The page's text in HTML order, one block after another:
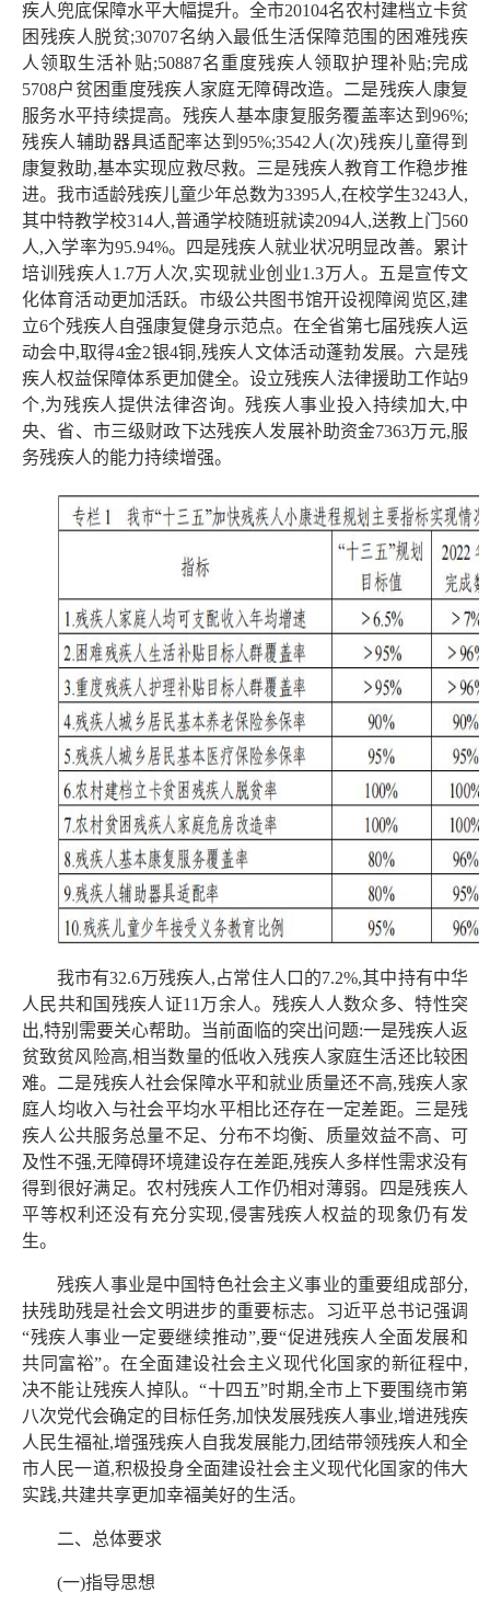
疾人兜底保障水平大幅提升。全市20104名农村建档立卡贫
困残疾人脱贫;30707名纳入最低生活保障范围的困难残疾
人领取生活补贴;50887名重度残疾人领取护理补贴;完成
5708户贫困重度残疾人家庭无障碍改造。二是残疾人康复
服务水平持续提高。残疾人基本康复服务覆盖率达到96%;
残疾人辅助器具适配率达到95%;3542人(次)残疾儿童得到
康复救助,基本实现应救尽救。三是残疾人教育工作稳步推
进。我市适龄残疾儿童少年总数为3395人,在校学生3243人,
其中特教学校314人,普通学校随班就读2094人,送教上门560
人,入学率为95.94%。四是残疾人就业状况明显改善。累计
培训残疾人1.7万人次,实现就业创业1.3万人。五是宣传文
化体育活动更加活跃。市级公共图书馆开设视障阅览区,建
立6个残疾人自强康复健身示范点。在全省第七届残疾人运
动会中,取得4金2银4铜,残疾人文体活动蓬勃发展。六是残
疾人权益保障体系更加健全。设立残疾人法律援助工作站9
个,为残疾人提供法律咨询。残疾人事业投入持续加大,中
央、省、市三级财政下达残疾人发展补助资金7363万元,服
务残疾人的能力持续增强。
我市有32.6万残疾人,占常住人口的7.2%,其中持有中华
人民共和国残疾人证11万余人。残疾人人数众多、特性突
出,特别需要关心帮助。当前面临的突出问题:一是残疾人返
贫致贫风险高,相当数量的低收入残疾人家庭生活还比较困
难。二是残疾人社会保障水平和就业质量还不高,残疾人家
庭人均收入与社会平均水平相比还存在一定差距。三是残
疾人公共服务总量不足、分布不均衡、质量效益不高、可
及性不强,无障碍环境建设存在差距,残疾人多样性需求没有
得到很好满足。农村残疾人工作仍相对薄弱。四是残疾人
平等权利还没有充分实现,侵害残疾人权益的现象仍有发
生。
残疾人事业是中国特色社会主义事业的重要组成部分,
扶残助残是社会文明进步的重要标志。习近平总书记强调
“残疾人事业一定要继续推动”,要“促进残疾人全面发展和
共同富裕”。在全面建设社会主义现代化国家的新征程中,
决不能让残疾人掉队。“十四五”时期,全市上下要围绕市第
八次党代会确定的目标任务,加快发展残疾人事业,增进残疾
人民生福祉,增强残疾人自我发展能力,团结带领残疾人和全
市人民一道,积极投身全面建设社会主义现代化国家的伟大
实践,共建共享更加幸福美好的生活。
二、总体要求
(一)指导思想